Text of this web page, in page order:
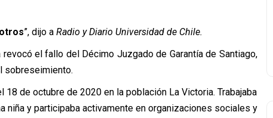
”, dijo a Radio y Diario Universidad de Chile.
el fallo del Décimo Juzgado de Garantía de Santiago,
sobreseimiento.
de octubre de 2020 en la población La Victoria. Trabajaba
niña y participaba activamente en organizaciones sociales y